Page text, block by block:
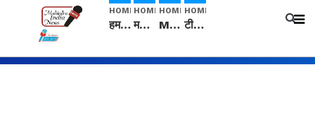
HOME
हम सनातनी..." सांसद kangana Ranaut से क्या बोली लड़की? Viral Jantar-Mantar | CJP protest
HOME
मनीषा हत्याकांड: हत्या, आत्महत्या या कोई बड़ा राज? | Full Story | Josh Haryana
HOME
Mangalsutra: हिंदू धर्म में शादी के बाद मंगलसूत्र क्यों पहनती है महिलाएं, किसने शुरु की ये परंपरा
HOME
टीम बीकेई ने एग्रीकल्चर ग्रेड की यूरिया खाद गट्टों में बदलकर टेक्निकल ग्रेड में बेचने वालों पर करवाई कार्रवाई: लखविंदर सिंह औलख